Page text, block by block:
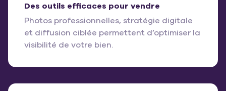
Des outils efficaces pour vendre
Photos professionnelles, stratégie digitale
et diffusion ciblée permettent d’optimiser la
visibilité de votre bien.